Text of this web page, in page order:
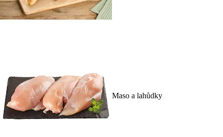
Maso a lahůdky